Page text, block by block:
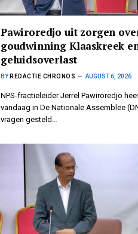
Pawiroredjo uit zorgen
goudwinning Klaaskreek
geluidsoverlast
BY REDACTIE CHRONOS AUGUST 6, 2026
NPS-fractieleider Jerrel Pawiroredjo
vandaag in De Nationale Assemblee
vragen gesteld…